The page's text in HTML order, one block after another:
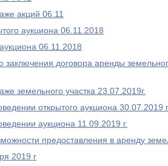
акций 06.11
аукциона 06.11.2018
06.11.2018
заключения договора аренды
земельного участка 23.07.2019г.
открытого аукциона 30.07.2019
аукциона 11.09.2019 г.
предоставления в аренду
2019 г